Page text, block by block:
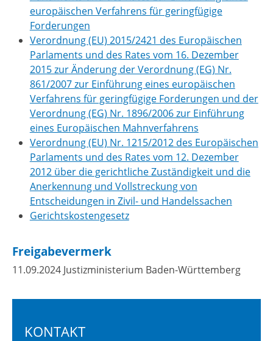
europäischen Verfahrens für geringfügige
Forderungen
Verordnung (EU) 2015/2421 des Europäischen
Parlaments und des Rates vom 16. Dezember
2015 zur Änderung der Verordnung (EG) Nr.
861/2007 zur Einführung eines europäischen
Verfahrens für geringfügige Forderungen und der
Verordnung (EG) Nr. 1896/2006 zur Einführung
eines Europäischen Mahnverfahrens
Verordnung (EU) Nr. 1215/2012 des Europäischen
Parlaments und des Rates vom 12. Dezember
2012 über die gerichtliche Zuständigkeit und die
Anerkennung und Vollstreckung von
Entscheidungen in Zivil- und Handelssachen
Gerichtskostengesetz
Freigabevermerk
11.09.2024 Justizministerium Baden-Württemberg
KONTAKT